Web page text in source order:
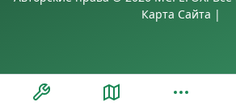
Карта Сайта |